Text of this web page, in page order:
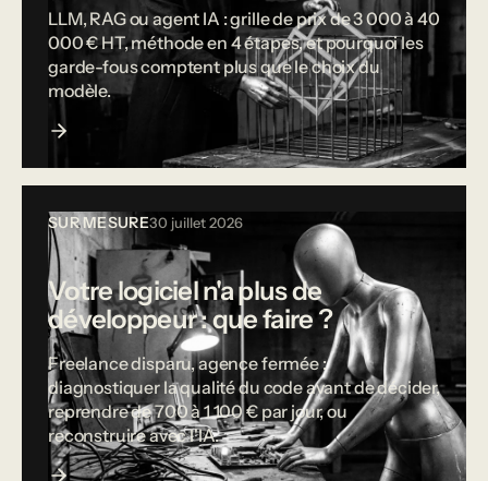
LLM, RAG ou agent IA : grille de prix de 3 000 à 40
000 € HT, méthode en 4 étapes, et pourquoi les
garde-fous comptent plus que le choix du
modèle.
SUR MESURE30 juillet 2026
Votre logiciel n'a plus de
développeur : que faire ?
Freelance disparu, agence fermée :
diagnostiquer la qualité du code avant de décider,
reprendre de 700 à 1 100 € par jour, ou
reconstruire avec l'IA.